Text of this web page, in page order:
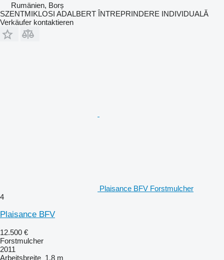
Rumänien, Borș
SZENTMIKLOSI ADALBERT ÎNTREPRINDERE INDIVIDUALĂ
Verkäufer kontaktieren
Plaisance BFV Forstmulcher
4
Plaisance BFV
12.500 €
Forstmulcher
2011
Arbeitsbreite 1,8 m